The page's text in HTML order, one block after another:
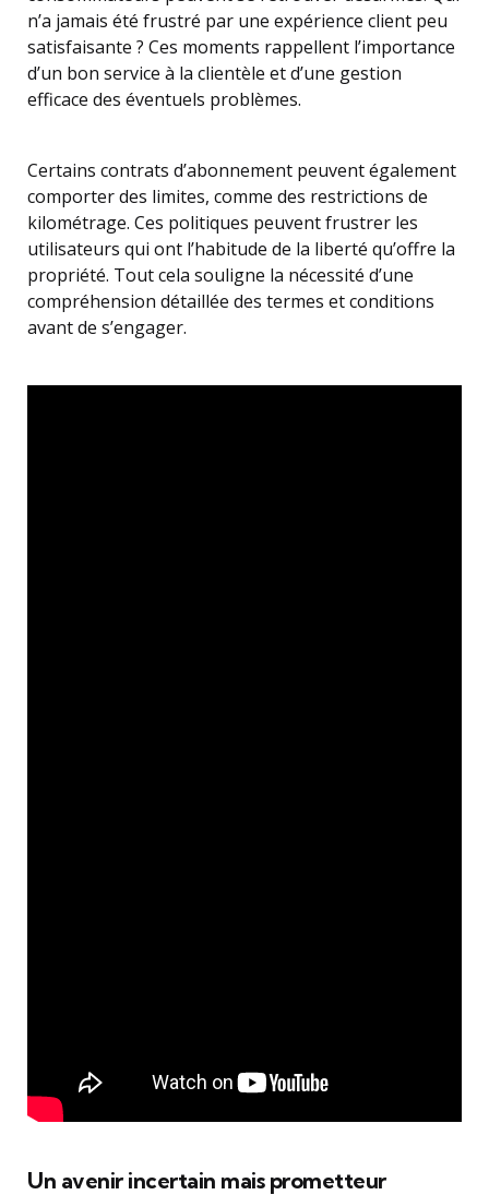
n’a jamais été frustré par une expérience client peu
satisfaisante ? Ces moments rappellent l’importance
d’un bon service à la clientèle et d’une gestion
efficace des éventuels problèmes.
Certains contrats d’abonnement peuvent également
comporter des limites, comme des restrictions de
kilométrage. Ces politiques peuvent frustrer les
utilisateurs qui ont l’habitude de la liberté qu’offre la
propriété. Tout cela souligne la nécessité d’une
compréhension détaillée des termes et conditions
avant de s’engager.
Un avenir incertain mais prometteur